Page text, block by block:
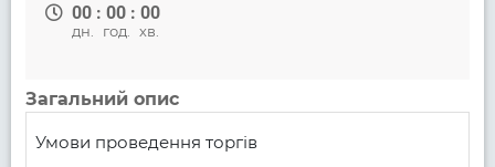
00 : 00 : 00
дн. год. хв.
Загальний опис
Умови проведення торгів